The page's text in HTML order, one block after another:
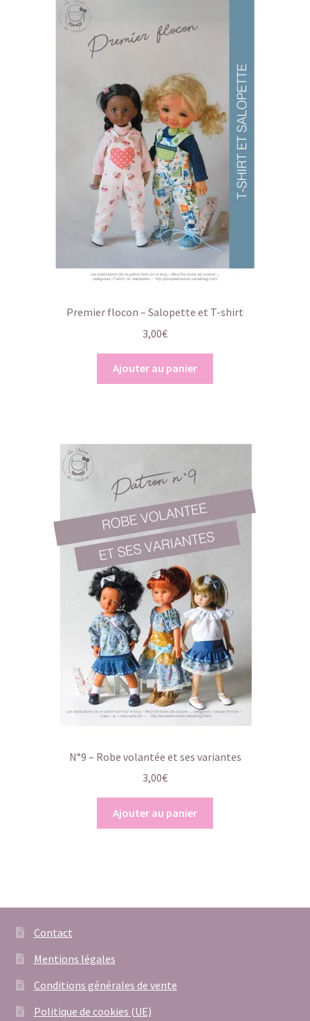
Premier flocon – Salopette et T-shirt
3,00€
Ajouter au panier
N°9 – Robe volantée et ses variantes
3,00€
Ajouter au panier
Contact
Mentions légales
Conditions générales de vente
Politique de cookies (UE)